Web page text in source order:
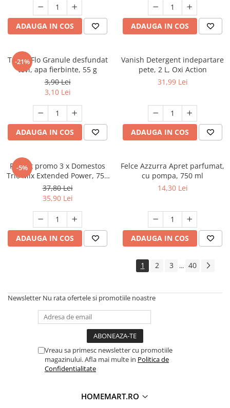
ADAUGA IN COS ADAUGA IN COS
-21%
Tub.O.Flo Granule desfundat
tevi, apa fierbinte, 55 g
3,90 Lei
3,10 Lei
ADAUGA IN COS
Vanish Detergent indepartare
pete, 2 L, Oxi Action
31,99 Lei
ADAUGA IN COS
-5%
Pachet promo 3 x Domestos
Trio Mix Extended Power, 750
ml, Pine & White & Atlantic
Fresh
37,80 Lei
35,90 Lei
ADAUGA IN COS
Felce Azzurra Apret parfumat,
cu pompa, 750 ml
14,30 Lei
ADAUGA IN COS
1 2 3 ... 40
Newsletter Nu rata ofertele si promotiile noastre
Vreau sa primesc newsletter cu promotiile
magazinului. Afla mai multe in Politica de
Confidentialitate
HOMEMART.RO